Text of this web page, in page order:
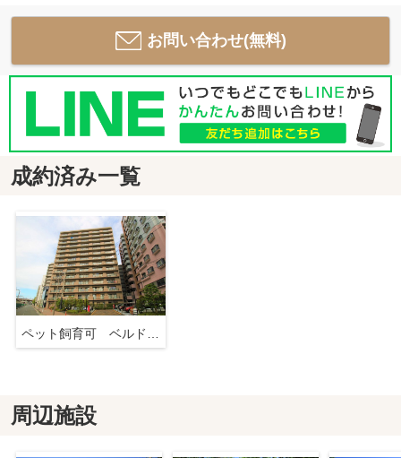
お問い合わせ(無料)
成約済み一覧
周辺施設